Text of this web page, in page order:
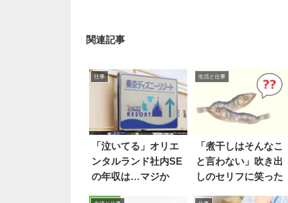
関連記事
仕事
「泣いてる」オリエ
ンタルランド社内SE
の年収は…マジか
生活と仕事
「煮干しはそんなこ
と言わない」吹き出
しのセリフに笑った